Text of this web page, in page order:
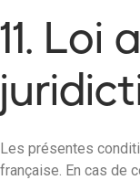
11.
Les présentes
française. En cas de